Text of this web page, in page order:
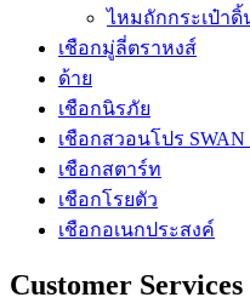
ไหมถักกระเป๋าดิ้
เชือกมู่ลี่ตราหงส์
ด้าย
เชือกนิรภัย
เชือกสวอนโปร SWAN
เชือกสตาร์ท
เชือกโรยตัว
เชือกอเนกประสงค์
Customer Services